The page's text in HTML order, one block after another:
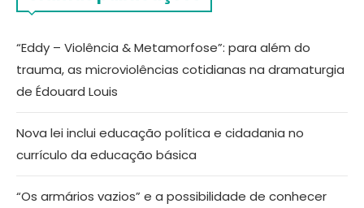
“Eddy – Violência & Metamorfose”: para além do
trauma, as microviolências cotidianas na dramaturgia
de Édouard Louis
Nova lei inclui educação política e cidadania no
currículo da educação básica
“Os armários vazios” e a possibilidade de conhecer